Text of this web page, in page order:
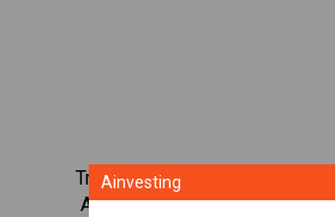
Trgujte s više od 1000
Ainvesting platformi za
Ainvesting